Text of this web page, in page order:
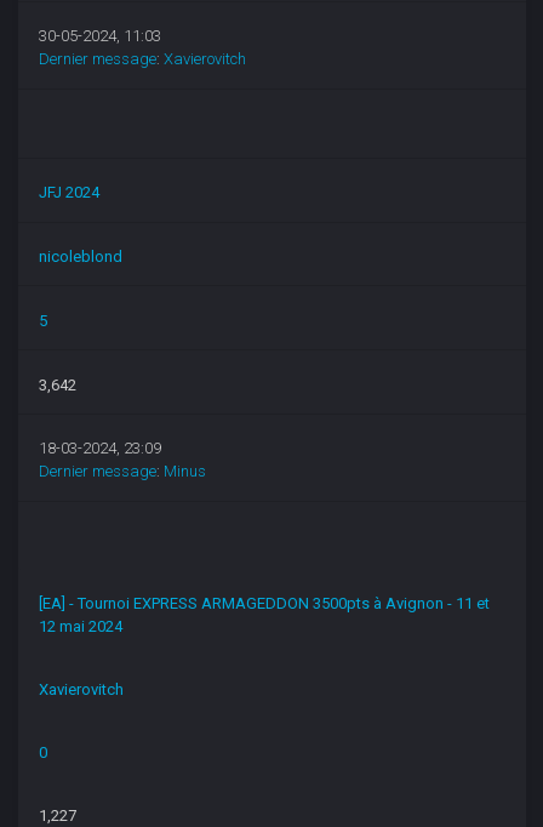
30-05-2024, 11:03
Dernier message:Xavierovitch
JFJ 2024
nicoleblond
5
3,642
18-03-2024, 23:09
Dernier message: Minus
[EA] - Tournoi EXPRESS ARMAGEDDON 3500pts à Avignon - 11 et
12 mai 2024
Xavierovitch
0
1,227